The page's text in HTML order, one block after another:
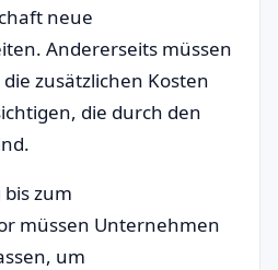
neue
Andererseits müssen
zusätzlichen Kosten
die durch den
zum
müssen Unternehmen
um